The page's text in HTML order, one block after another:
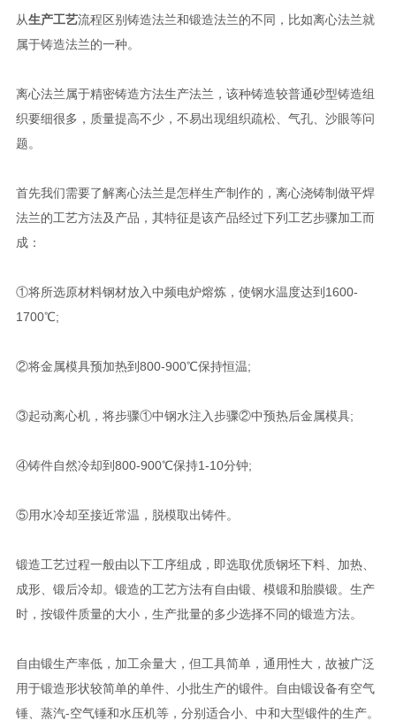
从生产工艺流程区别铸造法兰和锻造法兰的不同，比如离心法兰就
属于铸造法兰的一种。
离心法兰属于精密铸造方法生产法兰，该种铸造较普通砂型铸造组
织要细很多，质量提高不少，不易出现组织疏松、气孔、沙眼等问
题。
首先我们需要了解离心法兰是怎样生产制作的，离心浇铸制做平焊
法兰的工艺方法及产品，其特征是该产品经过下列工艺步骤加工而
成：
①将所选原材料钢材放入中频电炉熔炼，使钢水温度达到1600-
1700℃;
②将金属模具预加热到800-900℃保持恒温;
③起动离心机，将步骤①中钢水注入步骤②中预热后金属模具;
④铸件自然冷却到800-900℃保持1-10分钟;
⑤用水冷却至接近常温，脱模取出铸件。
锻造工艺过程一般由以下工序组成，即选取优质钢坯下料、加热、
成形、锻后冷却。锻造的工艺方法有自由锻、模锻和胎膜锻。生产
时，按锻件质量的大小，生产批量的多少选择不同的锻造方法。
自由锻生产率低，加工余量大，但工具简单，通用性大，故被广泛
用于锻造形状较简单的单件、小批生产的锻件。自由锻设备有空气
锤、蒸汽-空气锤和水压机等，分别适合小、中和大型锻件的生产。